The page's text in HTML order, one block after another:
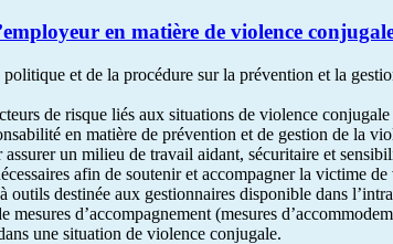
en matière de violence
et de la procédure sur la prévention et la
de risque liés aux situations de violence
en matière de prévention et de gestion de la
un milieu de travail aidant, sécuritaire et
afin de soutenir et accompagner la victime
outils destinée aux gestionnaires disponible dans
mesures d’accompagnement (mesures
une situation de violence conjugale.